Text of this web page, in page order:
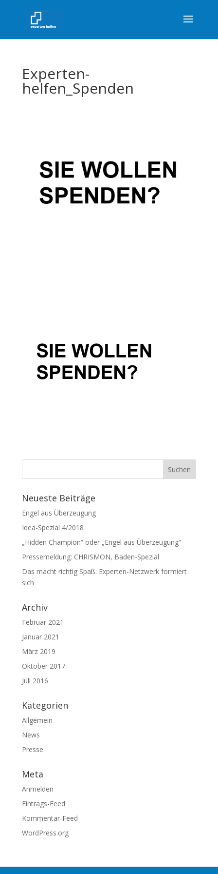
Experten-
helfen_Spenden
Neueste Beiträge
Engel aus Überzeugung
Idea-Spezial 4/2018
„Hidden Champion“ oder „Engel aus Überzeugung“
Pressemeldung: CHRISMON, Baden-Spezial
Das macht richtig Spaß: Experten-Netzwerk formiert
sich
Archiv
Februar 2021
Januar 2021
März 2019
Oktober 2017
Juli 2016
Kategorien
Allgemein
News
Presse
Meta
Anmelden
Eintrags-Feed
Kommentar-Feed
WordPress.org